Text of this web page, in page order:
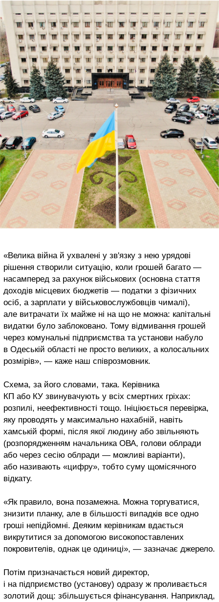
«Велика війна й ухвалені у зв'язку з нею урядові
рішення створили ситуацію, коли грошей багато —
насамперед за рахунок військових (основна стаття
доходів місцевих бюджетів — податки з фізичних
осіб, а зарплати у військовослужбовців чималі),
але витрачати їх майже ні на що не можна: капітальні
видатки було заблоковано. Тому відмивання грошей
через комунальні підприємства та установи набуло
в Одеській області не просто великих, а колосальних
розмірів», — каже наш співрозмовник.
Схема, за його словами, така. Керівника
КП або КУ звинувачують у всіх смертних гріхах:
розпилі, неефективності тощо. Ініціюється перевірка,
яку проводять у максимально нахабній, навіть
хамській формі, після якої людину або звільняють
(розпорядженням начальника ОВА, голови облради
або через сесію облради — можливі варіанти),
або називають «цифру», тобто суму щомісячного
відкату.
«Як правило, вона позамежна. Можна торгуватися,
знизити планку, але в більшості випадків все одно
гроші непідйомні. Деяким керівникам вдається
викрутитися за допомогою високопоставлених
покровителів, однак це одиниці», — зазначає джерело.
Потім призначається новий директор,
і на підприємство (установу) одразу ж проливається
золотий дощ: збільшується фінансування. Наприклад,